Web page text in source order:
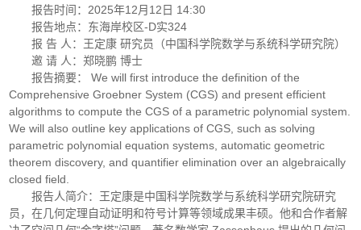
报告时间：2025年12月12日 14:30
报告地点：东海岸校区-D实324
报 告 人：王定康 研究员（中国科学院数学与系统科学研究院）
邀 请 人：郑晓鹏 博士
报告摘要： We will first introduce the definition of the
Comprehensive Groebner System (CGS) and present efficient
algorithms to compute the CGS of a parametric polynomial system.
We will also outline key applications of CGS, such as solving
parametric polynomial equation systems, automatic geometric
theorem discovery, and quantifier elimination over an algebraically
closed field.
报告人简介：王定康是中国科学院数学与系统科学研究院研究
员，在几何定理自动证明和符号计算等领域成果丰硕。他和合作者解